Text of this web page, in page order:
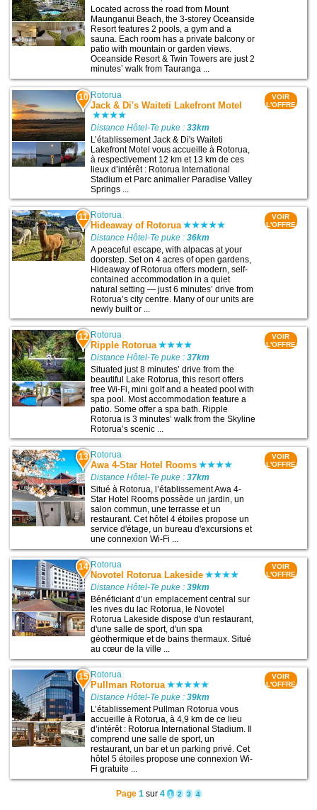
Located across the road from Mount
Maunganui Beach, the 3-storey Oceanside
Resort features 2 pools, a gym and a
sauna. Each room has a private balcony or
patio with mountain or garden views.
Oceanside Resort & Twin Towers are just 2
minutes’ walk from Tauranga ...
10 Rotorua
Jack & Di's Waiteti Lakefront Motel
Distance Hôtel-Te puke :33km
L’établissement Jack & Di's Waiteti
Lakefront Motel vous accueille à Rotorua,
à respectivement 12 km et 13 km de ces
lieux d’intérêt : Rotorua International
Stadium et Parc animalier Paradise Valley
Springs ...
VOIR
L'OFFRE
11 Rotorua
Hideaway of Rotorua
Distance Hôtel-Te puke :36km
A peaceful escape, with alpacas at your
doorstep. Set on 4 acres of open gardens,
Hideaway of Rotorua offers modern, self-
contained accommodation in a quiet
natural setting — just 6 minutes’ drive from
Rotorua’s city centre. Many of our units are
newly built or ...
VOIR
L'OFFRE
12 Rotorua
Ripple Rotorua
Distance Hôtel-Te puke :37km
Situated just 8 minutes’ drive from the
beautiful Lake Rotorua, this resort offers
free Wi-Fi, mini golf and a heated pool with
spa pool. Most accommodation feature a
patio. Some offer a spa bath. Ripple
Rotorua is 3 minutes’ walk from the Skyline
Rotorua’s scenic ...
VOIR
L'OFFRE
13 Rotorua
Awa 4-Star Hotel Rooms
Distance Hôtel-Te puke :37km
Situé à Rotorua, l’établissement Awa 4-
Star Hotel Rooms possède un jardin, un
salon commun, une terrasse et un
restaurant. Cet hôtel 4 étoiles propose un
service d'étage, un bureau d'excursions et
une connexion Wi-Fi ...
VOIR
L'OFFRE
14 Rotorua
Novotel Rotorua Lakeside
Distance Hôtel-Te puke :39km
Bénéficiant d’un emplacement central sur
les rives du lac Rotorua, le Novotel
Rotorua Lakeside dispose d'un restaurant,
d'une salle de sport, d'un spa
géothermique et de bains thermaux. Situé
au cœur de la ville ...
VOIR
L'OFFRE
15 Rotorua
Pullman Rotorua
Distance Hôtel-Te puke :39km
L’établissement Pullman Rotorua vous
accueille à Rotorua, à 4,9 km de ce lieu
d’intérêt : Rotorua International Stadium. Il
comprend une salle de sport, un
restaurant, un bar et un parking privé. Cet
hôtel 5 étoiles propose une connexion Wi-
Fi gratuite ...
VOIR
L'OFFRE
Page 1sur 4 1 2 3 4